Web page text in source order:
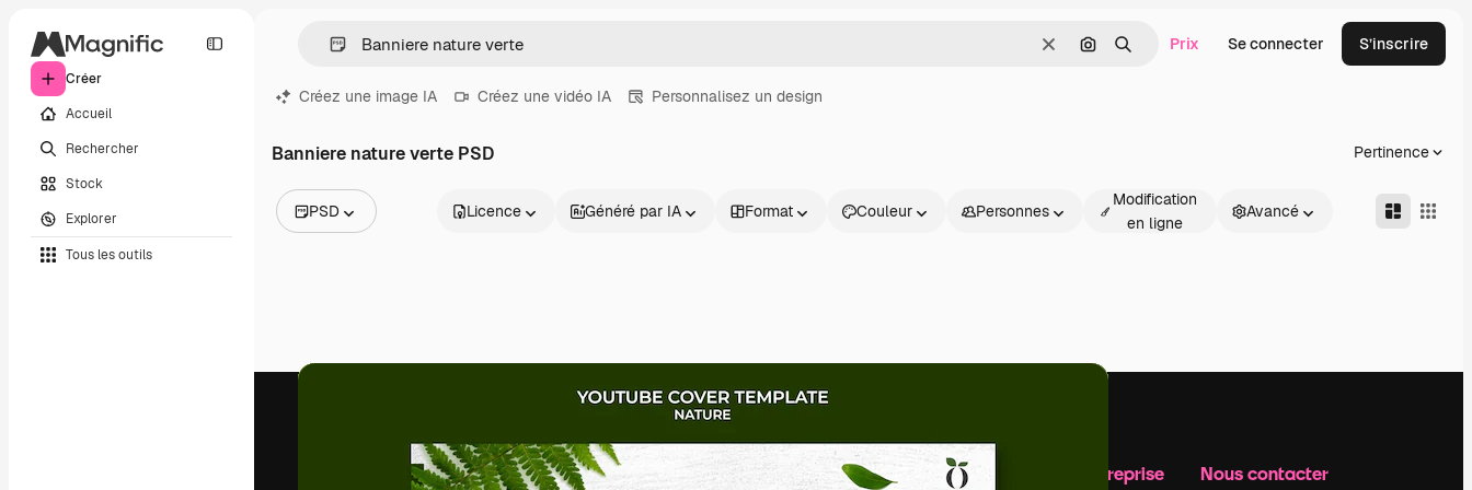
Créer
Accueil
Rechercher
Stock
Explorer
Tous les outils
EffacerRechercher par image
Rechercher
Prix Se connecter S’inscrire
Créez une image IA Créez une vidéo IA Personnalisez un design
Banniere nature verte PSD Pertinence
PSD
Vidéos
Licence Généré par IA Format Couleur Personnes
Modification
en ligne
Avancé
Produits Commencer Notre entreprise Nous contacter